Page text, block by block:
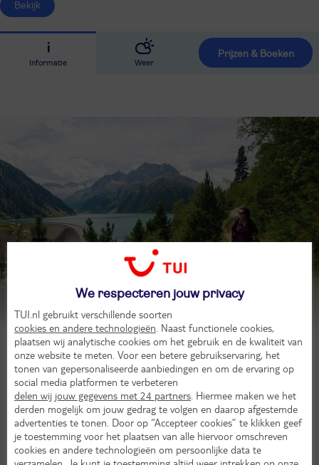
Bekijk
Informatie Weer
Prijzen & Boeken
Mayrhofen
We respecteren jouw privacy
TUI.nl gebruikt verschillende soorten
cookies en andere technologieën . Naast functionele cookies,
plaatsen wij analytische cookies om het gebruik en de kwaliteit van
onze website te meten. Voor een betere gebruikservaring, het
tonen van gepersonaliseerde aanbiedingen en om de ervaring op
social media platformen te verbeteren
delen wij jouw gegevens met 24 partners . Hiermee maken we het
derden mogelijk om jouw gedrag te volgen en daarop afgestemde
advertenties te tonen. Door op “Accepteer cookies” te klikken geef
je toestemming voor het plaatsen van alle hiervoor omschreven
cookies en andere technologieën om persoonlijke data te